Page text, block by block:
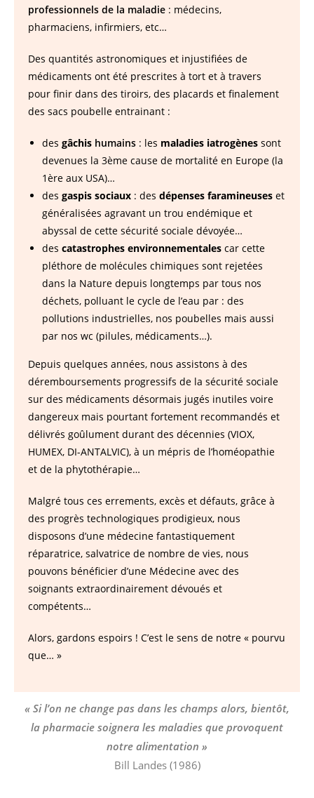
professionnels de la maladie : médecins,
pharmaciens, infirmiers, etc…
Des quantités astronomiques et injustifiées de
médicaments ont été prescrites à tort et à travers
pour finir dans des tiroirs, des placards et finalement
des sacs poubelle entrainant :
des gâchis humains : les maladies iatrogènes sont
devenues la 3ème cause de mortalité en Europe (la
1ère aux USA)…
des gaspis sociaux : des dépenses faramineuses et
généralisées agravant un trou endémique et
abyssal de cette sécurité sociale dévoyée…
des catastrophes environnementales car cette
pléthore de molécules chimiques sont rejetées
dans la Nature depuis longtemps par tous nos
déchets, polluant le cycle de l’eau par : des
pollutions industrielles, nos poubelles mais aussi
par nos wc (pilules, médicaments…).
Depuis quelques années, nous assistons à des
déremboursements progressifs de la sécurité sociale
sur des médicaments désormais jugés inutiles voire
dangereux mais pourtant fortement recommandés et
délivrés goûlument durant des décennies (VIOX,
HUMEX, DI-ANTALVIC), à un mépris de l’homéopathie
et de la phytothérapie…
Malgré tous ces errements, excès et défauts, grâce à
des progrès technologiques prodigieux, nous
disposons d’une médecine fantastiquement
réparatrice, salvatrice de nombre de vies, nous
pouvons bénéficier d’une Médecine avec des
soignants extraordinairement dévoués et
compétents…
Alors, gardons espoirs ! C’est le sens de notre « pourvu
que… »
« Si l’on ne change pas dans les champs alors, bientôt,
la pharmacie soignera les maladies que provoquent
notre alimentation »
Bill Landes (1986)